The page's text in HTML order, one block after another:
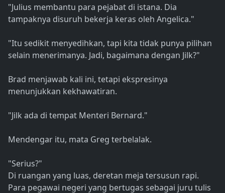
"Julius membantu para pejabat di istana. Dia
tampaknya disuruh bekerja keras oleh Angelica."
"Itu sedikit menyedihkan, tapi kita tidak punya pilihan
selain menerimanya. Jadi, bagaimana dengan Jilk?"
Brad menjawab kali ini, tetapi ekspresinya
menunjukkan kekhawatiran.
"Jilk ada di tempat Menteri Bernard."
Mendengar itu, mata Greg terbelalak.
"Serius?"
Di ruangan yang luas, deretan meja tersusun rapi.
Para pegawai negeri yang bertugas sebagai juru tulis